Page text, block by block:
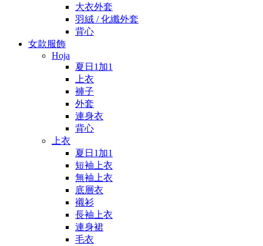
大衣外套
羽絨 / 化纖外套
背心
女款服飾
Hoja
夏日1加1
上衣
褲子
外套
連身衣
背心
上衣
夏日1加1
短袖上衣
無袖上衣
底層衣
襯衫
長袖上衣
連身裙
毛衣